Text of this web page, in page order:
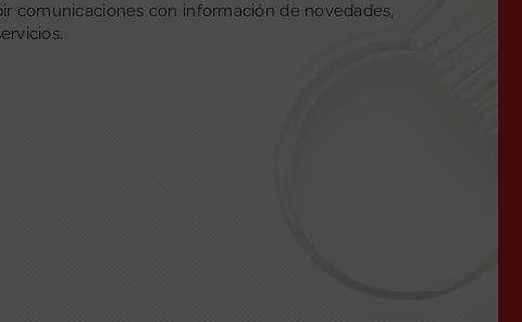
comunicaciones con información de novedades,